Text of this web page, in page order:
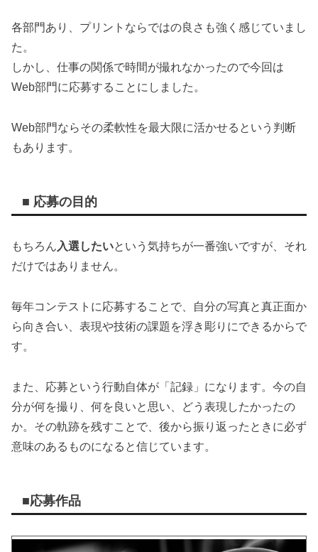
各部門あり、プリントならではの良さも強く感じていまし
た。
しかし、仕事の関係で時間が撮れなかったので今回は
Web部門に応募することにしました。
Web部門ならその柔軟性を最大限に活かせるという判断
もあります。
■ 応募の目的
もちろん 入選したいという気持ちが一番強いですが、それ
だけではありません。
毎年コンテストに応募することで、自分の写真と真正面か
ら向き合い、表現や技術の課題を浮き彫りにできるからで
す。
また、応募という行動自体が「記録」になります。今の自
分が何を撮り、何を良いと思い、どう表現したかったの
か。その軌跡を残すことで、後から振り返ったときに必ず
意味のあるものになると信じています。
■応募作品